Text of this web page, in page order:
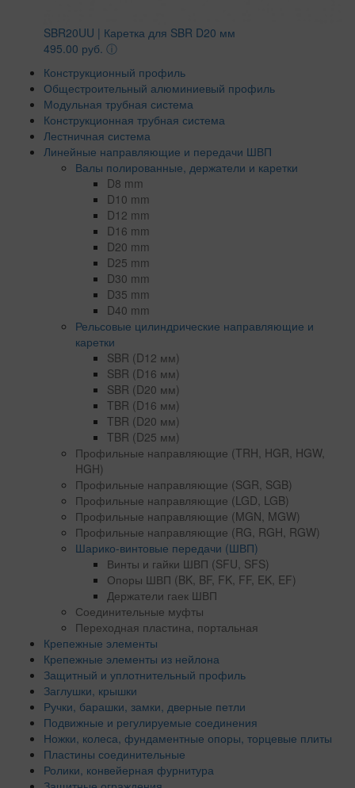
SBR20UU | Каретка для SBR D20 мм
495.00 руб. ⓘ
Конструкционный профиль
Общестроительный алюминиевый профиль
Модульная трубная система
Конструкционная трубная система
Лестничная система
Линейные направляющие и передачи ШВП
Валы полированные, держатели и каретки
D8 mm
D10 mm
D12 mm
D16 mm
D20 mm
D25 mm
D30 mm
D35 mm
D40 mm
Рельсовые цилиндрические направляющие и
каретки
SBR (D12 мм)
SBR (D16 мм)
SBR (D20 мм)
TBR (D16 мм)
TBR (D20 мм)
TBR (D25 мм)
Профильные направляющие (TRH, HGR, HGW,
HGH)
Профильные направляющие (SGR, SGB)
Профильные направляющие (LGD, LGB)
Профильные направляющие (MGN, MGW)
Профильные направляющие (RG, RGH, RGW)
Шарико-винтовые передачи (ШВП)
Винты и гайки ШВП (SFU, SFS)
Опоры ШВП (BK, BF, FK, FF, EK, EF)
Держатели гаек ШВП
Соединительные муфты
Переходная пластина, портальная
Крепежные элементы
Крепежные элементы из нейлона
Защитный и уплотнительный профиль
Заглушки, крышки
Ручки, барашки, замки, дверные петли
Подвижные и регулируемые соединения
Ножки, колеса, фундаментные опоры, торцевые плиты
Пластины соединительные
Ролики, конвейерная фурнитура